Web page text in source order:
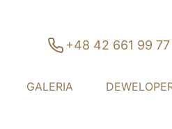
+48 42 661 99 77
GALERIA